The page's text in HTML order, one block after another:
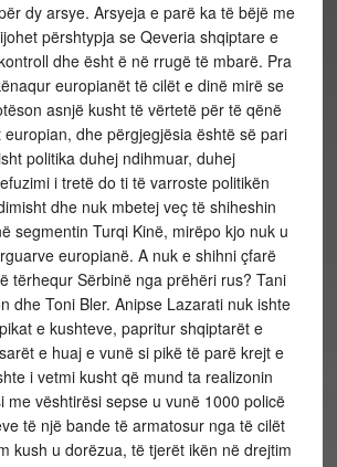
dy arsye. Arsyeja e parë ka të bëjë me
përshtypja se Qeveria shqiptare e
dhe ësht ë në rrugë të mbarë. Pra
europianët të cilët e dinë mirë se
asnjë kusht të vërtetë për të qënë
dhe përgjegjësia është së pari
politika duhej ndihmuar, duhej
i tretë do ti të varroste politikën
dhe nuk mbetej veç të shiheshin
segmentin Turqi Kinë, mirëpo kjo nuk u
europianë. A nuk e shihni çfarë
tërhequr Sërbinë nga prëhëri rus? Tani
dhe Toni Bler. Anipse Lazarati nuk ishte
e kushteve, papritur shqiptarët e
e huaj e vunë si pikë të parë krejt e
i vetmi kusht që mund ta realizonin
me vështirësi sepse u vunë 1000 policë
të një bande të armatosur nga të cilët
kush u dorëzua, të tjerët ikën në drejtim